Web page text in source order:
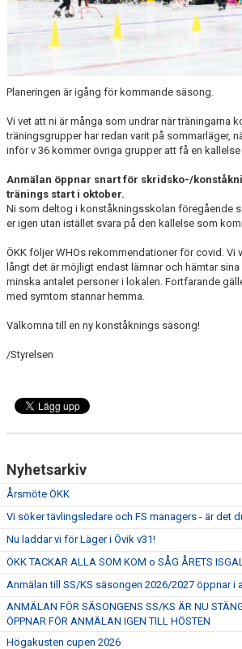
Planeringen är igång för kommande säsong.
Vi vet att ni är många som undrar när träningarna
träningsgrupper har redan varit på sommarläger,
inför v 36 kommer övriga grupper att få en kallelse
Anmälan öppnar snart för skridsko-/
tränings start i oktober.
Ni som deltog i konståkningsskolan föregående
er igen utan istället svara på den kallelse som
ÖKK följer WHOs rekommendationer för covid. Vi
långt det är möjligt endast lämnar och hämtar
minska antalet personer i lokalen. Fortfarande
med symtom stannar hemma.
Välkomna till en ny konståknings säsong!
/Styrelsen
Nyhetsarkiv
Årsmöte ÖKK
Vi söker tävlingsledare och FS managers - är det
Nu laddar vi för Läger i Övik v31!
ÖKK TACKAR ALLA SOM KOM o SÅG ÅRETS
Anmälan till SS/KS säsongen 2026/2027 öppnar i
ANMÄLAN FÖR SÄSONGENS SS/KS ÄR NU
ÖPPNAR FÖR ANMÄLAN IGEN TILL HÖSTEN
Högakusten cupen 2026